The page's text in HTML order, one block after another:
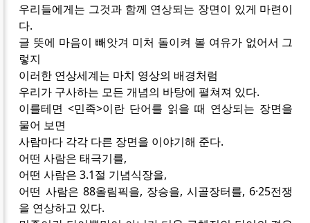
우리들에게는 그것과 함께 연상되는 장면이 있게 마련이
다.
글 뜻에 마음이 빼앗겨 미처 돌이켜 볼 여유가 없어서 그
렇지
이러한 연상세계는 마치 영상의 배경처럼
우리가 구사하는 모든 개념의 바탕에 펼쳐져 있다.
이를테면 <민족>이란 단어를 읽을 때 연상되는 장면을
물어 보면
사람마다 각각 다른 장면을 이야기해 준다.
어떤 사람은 태극기를,
어떤 사람은 3.1절 기념식장을,
어떤 사람은 88올림픽을, 장승을, 시골장터를, 6·25전쟁
을 연상하고 있다.